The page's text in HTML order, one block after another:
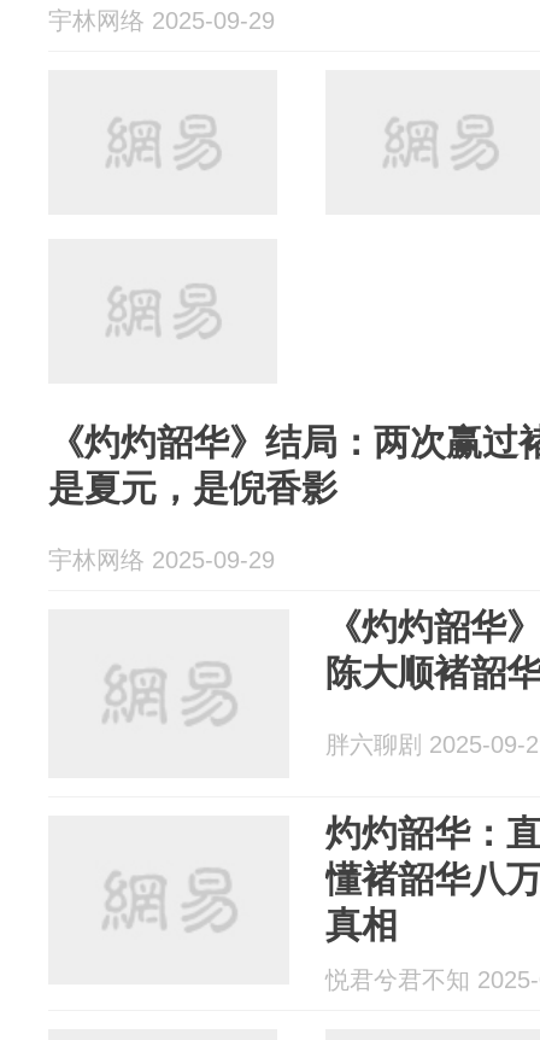
宇林网络 2025-09-29
《灼灼韶华》结局：两次赢
是夏元，是倪香影
宇林网络 2025-09-29
《灼灼韶华
陈大顺褚韶
胖六聊剧 2025-09-
灼灼韶华：
懂褚韶华八
真相
悦君兮君不知